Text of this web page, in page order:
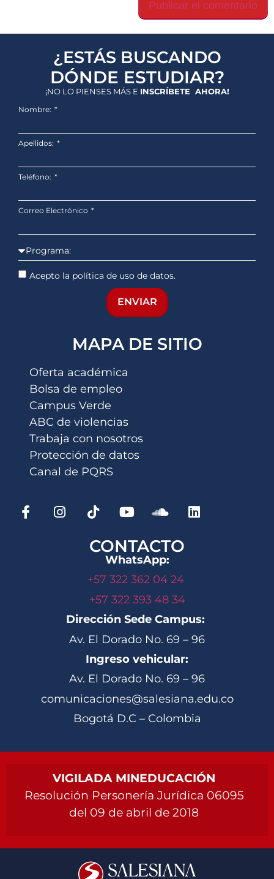
¿ESTÁS BUSCANDO
DÓNDE ESTUDIAR?
¡NO LO PIENSES MÁS E INSCRÍBETE AHORA!
Nombre:
Apellidos:
Teléfono:
Correo Electrónico
Acepto la política de uso de datos.
ENVIAR
MAPA DE SITIO
Oferta académica
Bolsa de empleo
Campus Verde
ABC de violencias
Trabaja con nosotros
Protección de datos
Canal de PQRS
CONTACTO
WhatsApp:
+57 322 362 04 24
+57 322 393 48 34
Dirección Sede Campus:
Av. El Dorado No. 69 – 96
Ingreso vehicular:
Av. El Dorado No. 69 – 96
comunicaciones@salesiana.edu.co
Bogotá D.C – Colombia
VIGILADA MINEDUCACIÓN
Resolución Personería Jurídica 06095
del 09 de abril de 2018